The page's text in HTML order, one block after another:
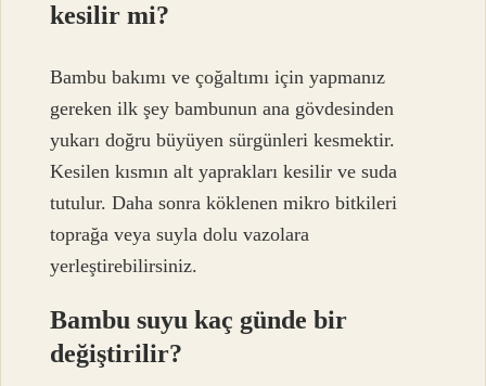
kesilir mi?
Bambu bakımı ve çoğaltımı için yapmanız
gereken ilk şey bambunun ana gövdesinden
yukarı doğru büyüyen sürgünleri kesmektir.
Kesilen kısmın alt yaprakları kesilir ve suda
tutulur. Daha sonra köklenen mikro bitkileri
toprağa veya suyla dolu vazolara
yerleştirebilirsiniz.
Bambu suyu kaç günde bir
değiştirilir?